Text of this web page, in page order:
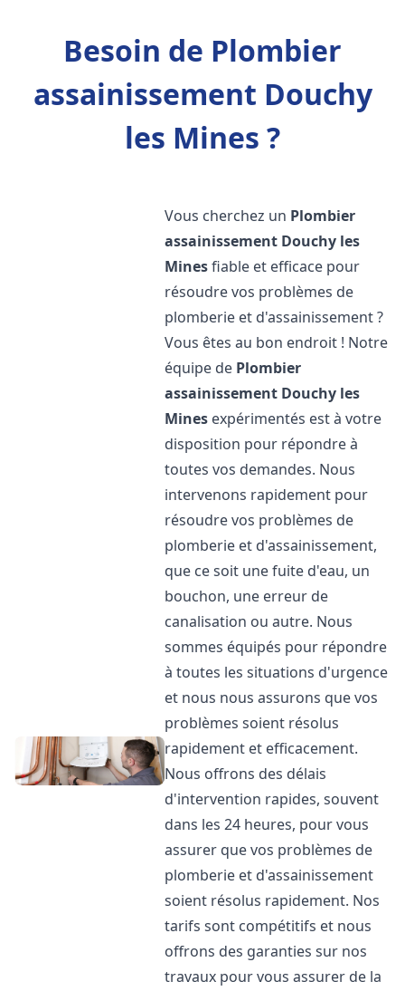
Besoin de Plombier
assainissement Douchy
les Mines ?
Vous cherchez un Plombier
assainissement Douchy les
Minesfiable et efficace pour
résoudre vos problèmes de
plomberie et d'assainissement ?
Vous êtes au bon endroit ! Notre
équipe de Plombier
assainissement Douchy les
Mines expérimentés est à votre
disposition pour répondre à
toutes vos demandes. Nous
intervenons rapidement pour
résoudre vos problèmes de
plomberie et d'assainissement,
que ce soit une fuite d'eau, un
bouchon, une erreur de
canalisation ou autre. Nous
sommes équipés pour répondre
à toutes les situations d'urgence
et nous nous assurons que vos
problèmes soient résolus
rapidement et efficacement.
Nous offrons des délais
d'intervention rapides, souvent
dans les 24 heures, pour vous
assurer que vos problèmes de
plomberie et d'assainissement
soient résolus rapidement. Nos
tarifs sont compétitifs et nous
offrons des garanties sur nos
travaux pour vous assurer de la